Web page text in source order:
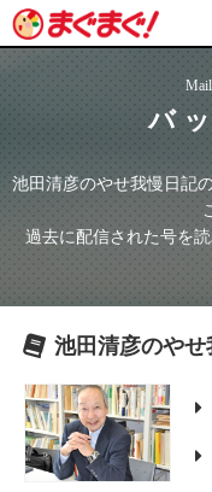
バ
池田清彦のやせ我慢日記
過去に配信された号を
池田清彦のやせ